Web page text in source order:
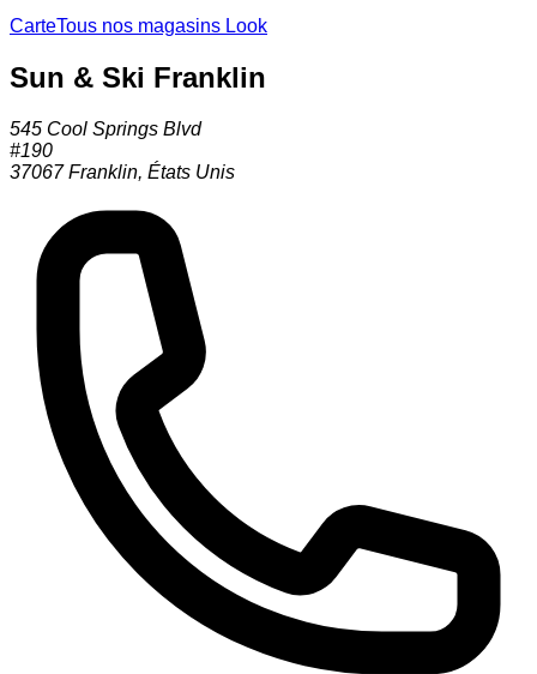
CarteTous nos magasins Look
Sun & Ski Franklin
545 Cool Springs Blvd
#190
37067 Franklin, États Unis